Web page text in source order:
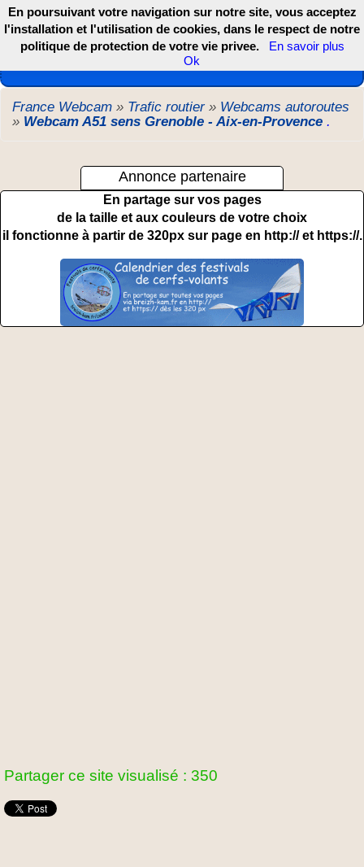
Les webcams de France, DOM TOM et COM
France Webcam » Trafic routier» Webcams autoroutes
» Webcam A51 sens Grenoble - Aix-en-Provence .
Annonce partenaire
En partage sur vos pages
de la taille et aux couleurs de votre choix
il fonctionne à partir de 320px sur page en http:// et https://.
Partager ce site visualisé : 350
En poursuivant votre navigation sur notre site, vous acceptez
l'installation et l'utilisation de cookies, dans le respect de notre
politique de protection de votre vie privee.
En savoir plus
Ok